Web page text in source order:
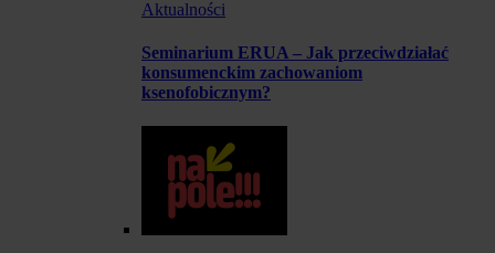
Aktualności
Seminarium ERUA – Jak przeciwdziałać
konsumenckim zachowaniom
ksenofobicznym?